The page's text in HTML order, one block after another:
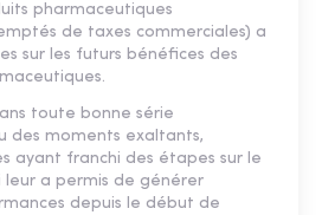
pharmaceutiques
de taxes commerciales) a
sur les futurs bénéfices des
toute bonne série
des moments exaltants,
ayant franchi des étapes sur le
leur a permis de générer
depuis le début de